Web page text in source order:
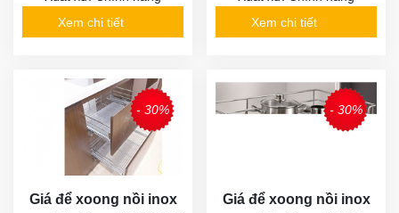
Xem chi tiết
Xem chi tiết
- 30%
Giá để xoong nồi inox
- 30%
Giá để xoong nồi inox